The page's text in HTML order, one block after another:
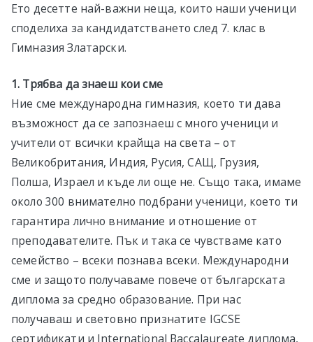
Ето десетте най-важни неща, които наши ученици
споделиха за кандидатстването след 7. клас в
Гимназия Златарски.
1. Трябва да знаеш кои сме
Ние сме международна гимназия, което ти дава
възможност да се запознаеш с много ученици и
учители от всички крайща на света – от
Великобритания, Индия, Русия, САЩ, Грузия,
Полша, Израел и къде ли още не. Също така, имаме
около 300 внимателно подбрани ученици, което ти
гарантира лично внимание и отношение от
преподавателите. Пък и така се чувстваме като
семейство – всеки познава всеки. Международни
сме и защото получаваме повече от българската
диплома за средно образование. При нас
получаваш и световно признатите IGCSE
сертификати и International Baccalaureate диплома,